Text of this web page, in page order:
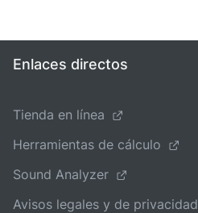
Enlaces directos
Tienda en línea
Herramientas de cálculo
Sound Analyzer
Avisos legales y de privacidad